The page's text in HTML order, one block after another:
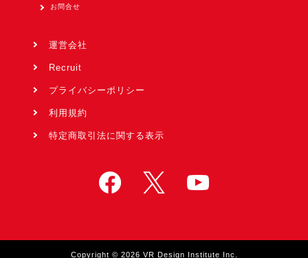
お問合せ
運営会社
Recruit
プライバシーポリシー
利用規約
特定商取引法に関する表示
Copyright © 2026 VR Design Institute Inc.